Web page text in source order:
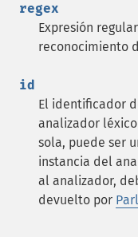
regex
Expresión
reconocimiento
id
El identificador
analizador
sola, puede ser
instancia del
al analizador,
devuelto por